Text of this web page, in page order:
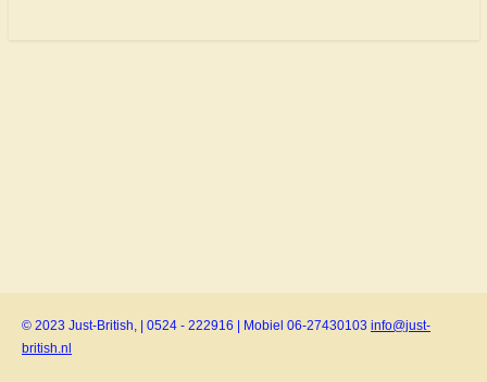
© 2023 Just-British, | 0524 - 222916 | Mobiel 06-27430103 info@just-
british.nl